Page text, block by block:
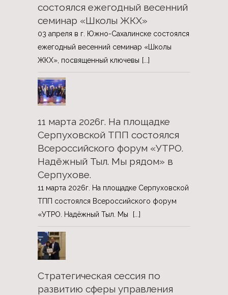
состоялся ежегодный весенний
семинар «Школы ЖКХ»
03 апреля в г. Южно-Сахалинске состоялся
ежегодный весенний семинар «Школы
ЖКХ», посвященный ключевы [...]
11 марта 2026г. На площадке
Серпуховской ТПП состоялся
Всероссийского форум «УТРО.
Надёжный Тыл. Мы рядом» в
Серпухове.
11 марта 2026г. На площадке Серпуховской
ТПП состоялся Всероссийского форум
«УТРО. Надёжный Тыл. Мы
[...]
Стратегическая сессия по
развитию сферы управления